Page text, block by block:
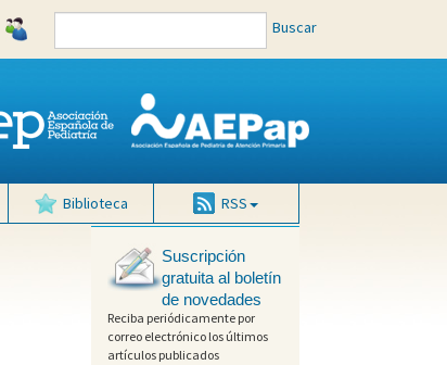
Buscar
Biblioteca RSS
Suscripción
gratuita al boletín
de novedades
Reciba periódicamente por
correo electrónico los últimos
artículos publicados